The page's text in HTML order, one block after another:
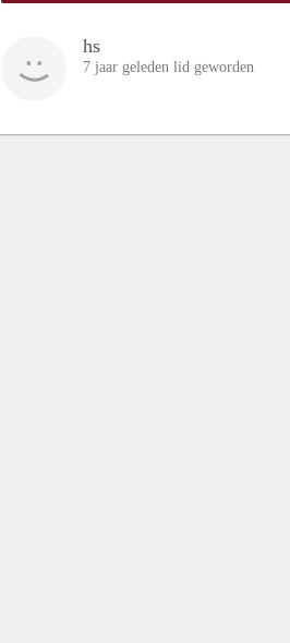
hs
7 jaar geleden lid geworden